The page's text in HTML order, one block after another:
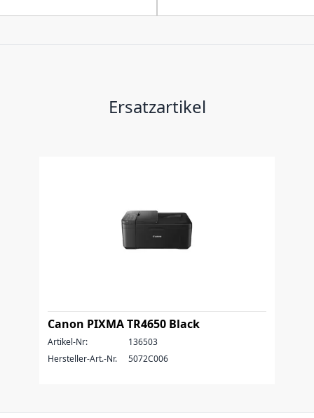
Ersatzartikel
Canon PIXMA TR4650 Black
Artikel-Nr:
136503
Hersteller-Art.-Nr.
5072C006